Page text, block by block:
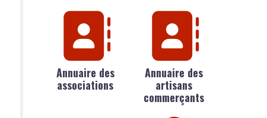
Annuaire des
associations
Annuaire des
artisans
commerçants